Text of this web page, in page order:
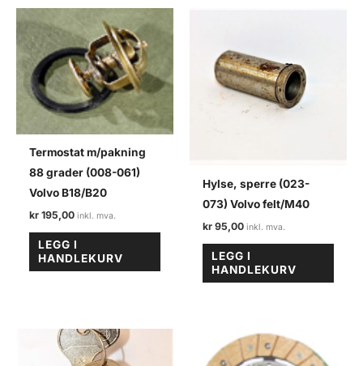
Termostat m/pakning
88 grader (008-061)
Volvo B18/B20
kr 195,00
LEGG I
HANDLEKURV
Hylse, sperre (023-
073) Volvo felt/M40
kr 95,00
LEGG I
HANDLEKURV